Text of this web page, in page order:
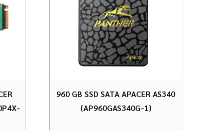
960 GB SSD SATA APACER AS340
(AP960GAS340G-1)